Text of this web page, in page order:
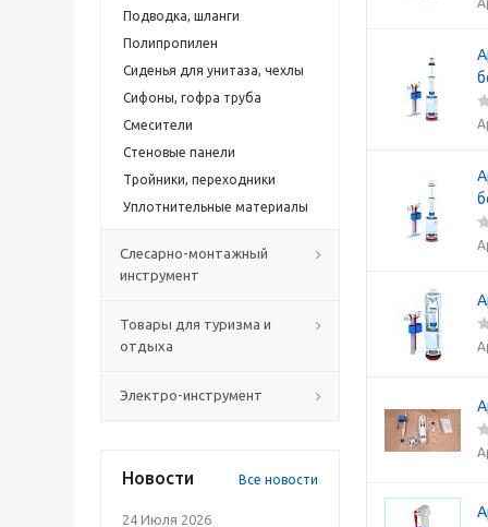
Подводка, шланги
Полипропилен
Сиденья для унитаза, чехлы
Сифоны, гофра труба
Смесители
Стеновые панели
Тройники, переходники
Уплотнительные материалы
Слесарно-монтажный
инструмент
Товары для туризма и
отдыха
Электро-инструмент
Новости Все новости
24 Июля 2026